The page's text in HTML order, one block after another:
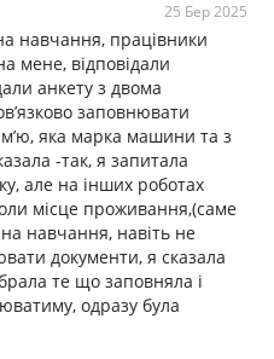
25 Бер 2025
навчання, працівники
мене, відповідали
анкету з двома
заповнювати
яка марка машини та з
-так, я запитала
але на інших роботах
місце проживання,(саме
навчання, навіть не
документи, я сказала
те що заповняла і
одразу була